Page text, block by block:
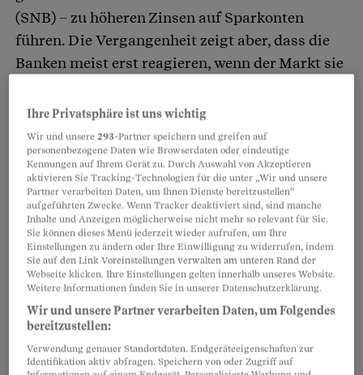
(SNB) – zu höheren Zinsen auf Sparkonten
führen. Die Vergangenheit zeigt aber, dass die
Banken meist erst reagieren, wenn der Markt sie
insgesamt um 2,5 Prozentpunkte gestiegen, der
durchschnittliche Sparzins der Banken laut
SNB-Statistik aber nur um 0,3 Prozentpunkte.
Insbesondere Banken, dienach dem
Zusammenbruch der Credit Suisseohnehin
überrannt werden, haben wohl vorerst keinen
Anlass, mit höheren Zinsen noch mehr
Kundschaft anzulocken.
Für Inhaberinnen und Inhaber eines Sparkontos
heisst das: Fragen Sie Ihre Bank, wann sie die
Zinsen erhöht. Tut sie dies nicht, vergleichen Sie
Ihre Privatsphäre ist uns wichtig
Wir und unsere293-Partner speichern und greifen auf
personenbezogene Daten wie Browserdaten oder eindeutige
Kennungen auf Ihrem Gerät zu. Durch Auswahl von Akzeptieren
aktivieren Sie Tracking-Technologien für die unter „Wir und unsere
Partner verarbeiten Daten, um Ihnen Dienste bereitzustellen“
aufgeführten Zwecke. Wenn Tracker deaktiviert sind, sind manche
Inhalte und Anzeigen möglicherweise nicht mehr so relevant für Sie.
Sie können dieses Menü jederzeit wieder aufrufen, um Ihre
Einstellungen zu ändern oder Ihre Einwilligung zu widerrufen, indem
Sie auf den Link Voreinstellungen verwalten am unteren Rand der
Webseite klicken. Ihre Einstellungen gelten innerhalb unseres Website.
Weitere Informationen finden Sie in unserer Datenschutzerklärung.
Wir und unsere Partner verarbeiten Daten, um Folgendes
bereitzustellen:
Verwendung genauer Standortdaten. Endgeräteeigenschaften zur
Identifikation aktiv abfragen. Speichern von oder Zugriff auf